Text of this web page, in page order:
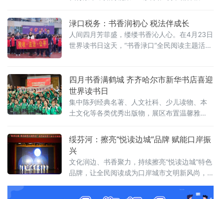
题。
渌口税务：书香润初心 税法伴成长
人间四月芳菲盛，缕缕书香沁人心。在4月23日
世界读书日这天，“书香渌口”全民阅读主题活动
务局作为协办单位，全程助力活动开展，在墨
香与欢笑中，共度一段寓教于乐的美好时
光。 活动现场书香袅袅、热闹非凡，渌口区税
务局借助这场全民阅读盛会，精心开启了一场
四月书香满鹤城 齐齐哈尔市新华书店喜迎
世界读书日
集中陈列经典名著、人文社科、少儿读物、本
土文化等各类优秀出版物，展区布置温馨雅
阅读。书店积极营造全民阅读浓厚氛围，通过
优化阅读环境、推出惠民购书、阅读分享等活
动，引
绥芬河：擦亮“悦读边城”品牌 赋能口岸振
兴
文化润边、书香聚力，持续擦亮“悦读边城”特色
品牌，让全民阅读成为口岸城市文明新风尚，